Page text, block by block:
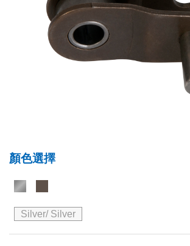
顏色選擇
Silver/ Silver